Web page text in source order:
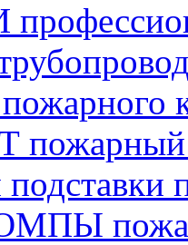
пожарный